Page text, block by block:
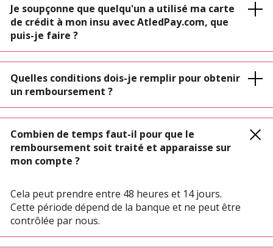
Je soupçonne que quelqu'un a utilisé ma carte
de crédit à mon insu avec AtledPay.com, que
puis-je faire ?
Quelles conditions dois-je remplir pour obtenir
un remboursement ?
Combien de temps faut-il pour que le
remboursement soit traité et apparaisse sur
mon compte ?
Cela peut prendre entre 48 heures et 14 jours.
Cette période dépend de la banque et ne peut être
contrôlée par nous.